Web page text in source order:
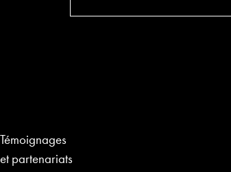
Témoignages
et partenariats